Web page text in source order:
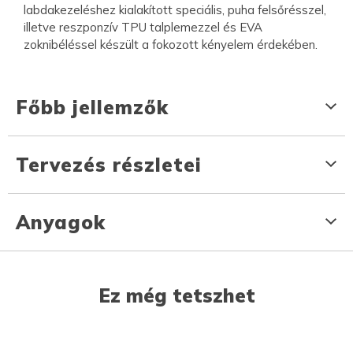
labdakezeléshez kialakított speciális, puha felsőrésszel,
illetve reszponzív TPU talplemezzel és EVA
zoknibéléssel készült a fokozott kényelem érdekében.
Főbb jellemzők
Tervezés részletei
Anyagok
Ez még tetszhet